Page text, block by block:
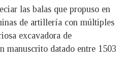
las balas que propuso en
de artillería con múltiples
excavadora de
manuscrito datado entre 1503